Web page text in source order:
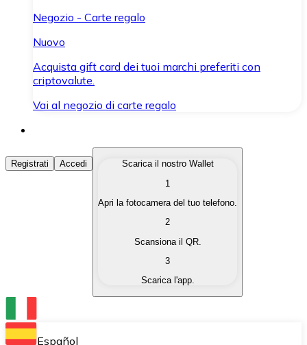
Negozio - Carte regalo
Nuovo
Acquista gift card dei tuoi marchi preferiti con
criptovalute.
Vai al negozio di carte regalo
Acquista Criptovalute
Acquista le criptovalute che ti interessano in modo
Converti le tue criptovalute in valuta fiat quando ne
Scambia una criptovaluta con un'altra
Conserva le tue cripto in un Wallet self-custodial.
Registrati Accedi
Scarica il nostro Wallet
1
Apri la fotocamera del tuo telefono.
2
Scansiona il QR.
3
Scarica l'app.
Español